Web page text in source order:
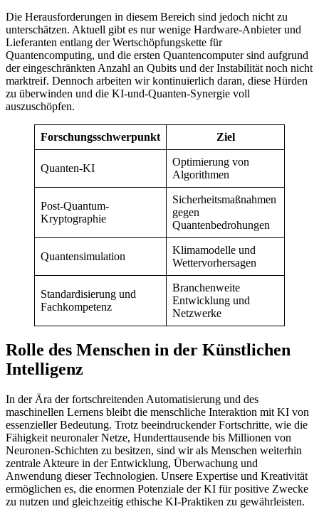
Die Herausforderungen in diesem Bereich sind jedoch nicht zu
unterschätzen. Aktuell gibt es nur wenige Hardware-Anbieter und
Lieferanten entlang der Wertschöpfungskette für
Quantencomputing, und die ersten Quantencomputer sind aufgrund
der eingeschränkten Anzahl an Qubits und der Instabilität noch nicht
marktreif. Dennoch arbeiten wir kontinuierlich daran, diese Hürden
zu überwinden und die KI-und-Quanten-Synergie voll
auszuschöpfen.
Forschungsschwerpunkt Ziel
Quanten-KI
Optimierung von
Algorithmen
Post-Quantum-
Kryptographie
Sicherheitsmaßnahmen
gegen
Quantenbedrohungen
Quantensimulation
Klimamodelle und
Wettervorhersagen
Standardisierung und
Fachkompetenz
Branchenweite
Entwicklung und
Netzwerke
Rolle des Menschen in der Künstlichen
Intelligenz
In der Ära der fortschreitenden Automatisierung und des
maschinellen Lernens bleibt die menschliche Interaktion mit KI von
essenzieller Bedeutung. Trotz beeindruckender Fortschritte, wie die
Fähigkeit neuronaler Netze, Hunderttausende bis Millionen von
Neuronen-Schichten zu besitzen, sind wir als Menschen weiterhin
zentrale Akteure in der Entwicklung, Überwachung und
Anwendung dieser Technologien. Unsere Expertise und Kreativität
ermöglichen es, die enormen Potenziale der KI für positive Zwecke
zu nutzen und gleichzeitig ethische KI-Praktiken zu gewährleisten.